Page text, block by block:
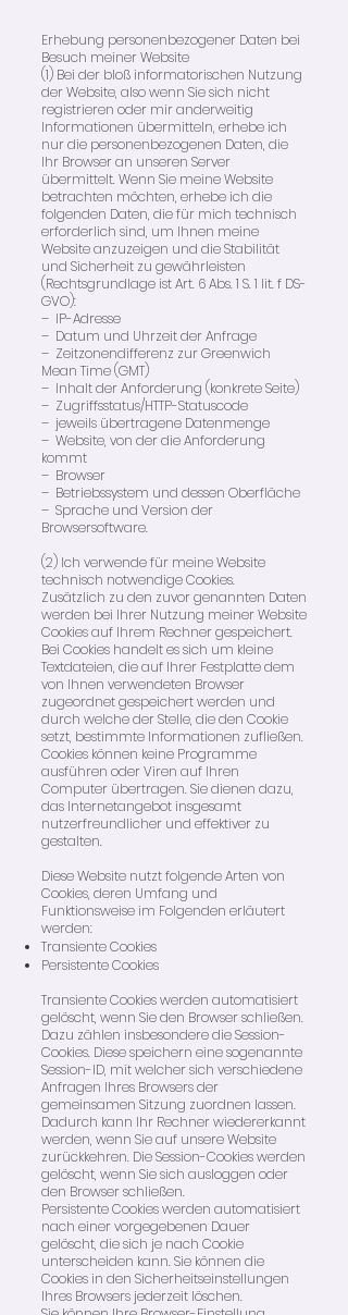
Erhebung personenbezogener Daten bei
Besuch meiner Website
(1) Bei der bloß informatorischen Nutzung
der Website, also wenn Sie sich nicht
registrieren oder mir anderweitig
Informationen übermitteln, erhebe ich
nur die personenbezogenen Daten, die
Ihr Browser an unseren Server
übermittelt. Wenn Sie meine Website
betrachten möchten, erhebe ich die
folgenden Daten, die für mich technisch
erforderlich sind, um Ihnen meine
Website anzuzeigen und die Stabilität
und Sicherheit zu gewährleisten
(Rechtsgrundlage ist Art. 6 Abs. 1 S. 1 lit. f DS-
GVO):
– IP-Adresse
– Datum und Uhrzeit der Anfrage
– Zeitzonendifferenz zur Greenwich
Mean Time (GMT)
– Inhalt der Anforderung (konkrete Seite)
– Zugriffsstatus/HTTP-Statuscode
– jeweils übertragene Datenmenge
– Website, von der die Anforderung
kommt
– Browser
– Betriebssystem und dessen Oberfläche
– Sprache und Version der
Browsersoftware.
(2) Ich verwende für meine Website
technisch notwendige Cookies.
Zusätzlich zu den zuvor genannten Daten
werden bei Ihrer Nutzung meiner Website
Cookies auf Ihrem Rechner gespeichert.
Bei Cookies handelt es sich um kleine
Textdateien, die auf Ihrer Festplatte dem
von Ihnen verwendeten Browser
zugeordnet gespeichert werden und
durch welche der Stelle, die den Cookie
setzt, bestimmte Informationen zufließen.
Cookies können keine Programme
ausführen oder Viren auf Ihren
Computer übertragen. Sie dienen dazu,
das Internetangebot insgesamt
nutzerfreundlicher und effektiver zu
gestalten.
Diese Website nutzt folgende Arten von
Cookies, deren Umfang und
Funktionsweise im Folgenden erläutert
werden:
Transiente Cookies
Persistente Cookies
Transiente Cookies werden automatisiert
gelöscht, wenn Sie den Browser schließen.
Dazu zählen insbesondere die Session-
Cookies. Diese speichern eine sogenannte
Session-ID, mit welcher sich verschiedene
Anfragen Ihres Browsers der
gemeinsamen Sitzung zuordnen lassen.
Dadurch kann Ihr Rechner wiedererkannt
werden, wenn Sie auf unsere Website
zurückkehren. Die Session-Cookies werden
gelöscht, wenn Sie sich ausloggen oder
den Browser schließen.
Persistente Cookies werden automatisiert
nach einer vorgegebenen Dauer
gelöscht, die sich je nach Cookie
unterscheiden kann. Sie können die
Cookies in den Sicherheitseinstellungen
Ihres Browsers jederzeit löschen.